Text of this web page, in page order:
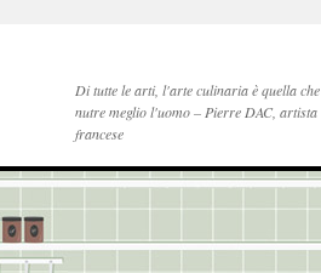
Di tutte le arti, l'arte culinaria è quella che
nutre meglio l'uomo – Pierre DAC, artista
francese